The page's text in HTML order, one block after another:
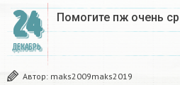
24
ДЕКАБРЬ
Помогите пж очень
Автор: maks2009maks2019